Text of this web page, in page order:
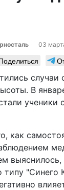
03
В
ученики
как
выяснилось,
"Синего